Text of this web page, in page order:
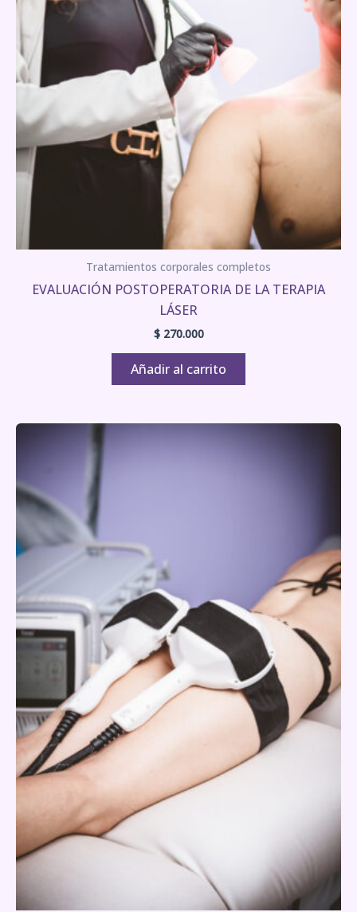
Tratamientos corporales completos
EVALUACIÓN POSTOPERATORIA DE LA TERAPIA
LÁSER
$270.000
Añadir al carrito